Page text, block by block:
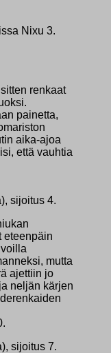
Nixu 3.
renkaat
painetta,
aika-ajoa
että vauhtia
sijoitus 4.
eteenpäin
mutta
ajettiin jo
neljän kärjen
sijoitus 7.